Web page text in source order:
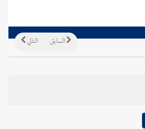
التالي السابق